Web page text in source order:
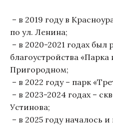
– в 2019 году в
по ул. Ленина;
– в 2020-2021 годах был
благоустройства «Парка
Пригородном;
– в 2022 году – парк
– в 2023-2024 годах –
Устинова;
– в 2025 году началось и